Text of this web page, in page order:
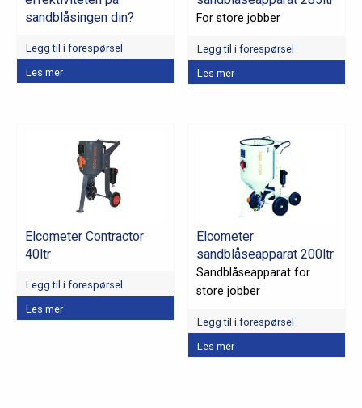
sandblåsingen din?
Legg til i forespørsel
Les mer
For store jobber
Legg til i forespørsel
Les mer
Elcometer Contractor
40ltr
Legg til i forespørsel
Les mer
Elcometer
sandblåseapparat 200ltr
Sandblåseapparat for
store jobber
Legg til i forespørsel
Les mer